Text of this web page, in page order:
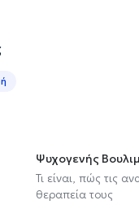
Ψυχογενής
Τι είναι, πώς τις
θεραπεία τους